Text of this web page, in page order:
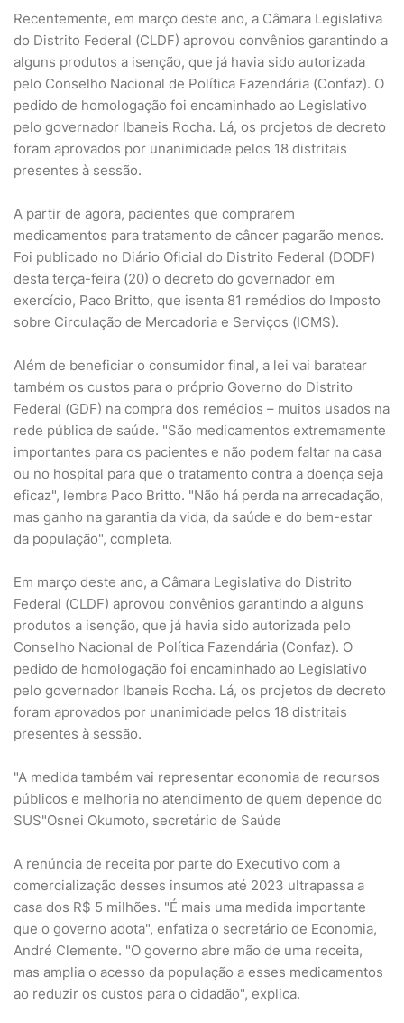
Recentemente, em março deste ano, a Câmara Legislativa
do Distrito Federal (CLDF) aprovou convênios garantindo a
alguns produtos a isenção, que já havia sido autorizada
pelo Conselho Nacional de Política Fazendária (Confaz). O
pedido de homologação foi encaminhado ao Legislativo
pelo governador Ibaneis Rocha. Lá, os projetos de decreto
foram aprovados por unanimidade pelos 18 distritais
presentes à sessão.
A partir de agora, pacientes que comprarem
medicamentos para tratamento de câncer pagarão menos.
Foi publicado no Diário Oficial do Distrito Federal (DODF)
desta terça-feira (20) o decreto do governador em
exercício, Paco Britto, que isenta 81 remédios do Imposto
sobre Circulação de Mercadoria e Serviços (ICMS).
Além de beneficiar o consumidor final, a lei vai baratear
também os custos para o próprio Governo do Distrito
Federal (GDF) na compra dos remédios – muitos usados na
rede pública de saúde. "São medicamentos extremamente
importantes para os pacientes e não podem faltar na casa
ou no hospital para que o tratamento contra a doença seja
eficaz", lembra Paco Britto. "Não há perda na arrecadação,
mas ganho na garantia da vida, da saúde e do bem-estar
da população", completa.
Em março deste ano, a Câmara Legislativa do Distrito
Federal (CLDF) aprovou convênios garantindo a alguns
produtos a isenção, que já havia sido autorizada pelo
Conselho Nacional de Política Fazendária (Confaz). O
pedido de homologação foi encaminhado ao Legislativo
pelo governador Ibaneis Rocha. Lá, os projetos de decreto
foram aprovados por unanimidade pelos 18 distritais
presentes à sessão.
"A medida também vai representar economia de recursos
públicos e melhoria no atendimento de quem depende do
SUS"Osnei Okumoto, secretário de Saúde
A renúncia de receita por parte do Executivo com a
comercialização desses insumos até 2023 ultrapassa a
casa dos R$ 5 milhões. "É mais uma medida importante
que o governo adota", enfatiza o secretário de Economia,
André Clemente. "O governo abre mão de uma receita,
mas amplia o acesso da população a esses medicamentos
ao reduzir os custos para o cidadão", explica.